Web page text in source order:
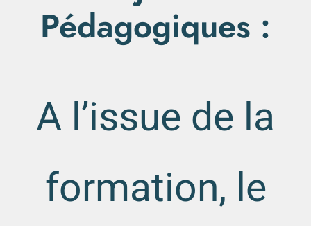
Pédagogiques :
A l’issue de la
formation, le